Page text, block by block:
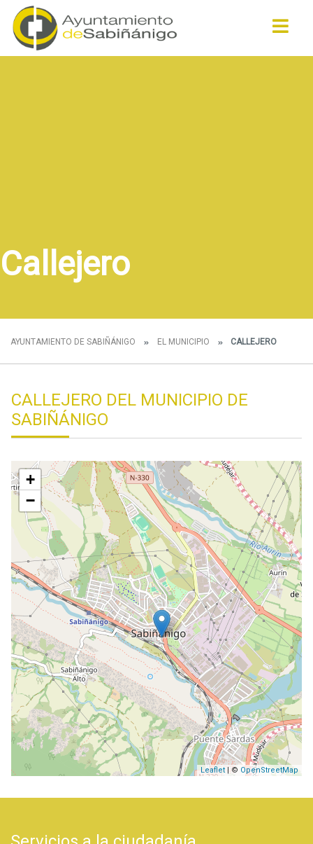
Callejero
AYUNTAMIENTO DE SABIÑÁNIGO EL MUNICIPIO CALLEJERO
CALLEJERO DEL MUNICIPIO DE
SABIÑÁNIGO
+
−
Leaflet| © OpenStreetMap